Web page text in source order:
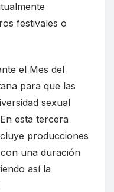
festivales o
el Mes del
para que las
sexual
esta tercera
producciones
una duración
así la